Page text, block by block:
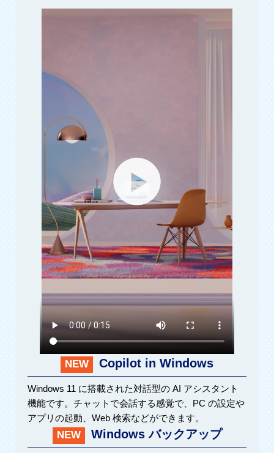
NEW Copilot in Windows
Windows 11 に搭載された対話型の AI アシスタント
機能です。チャットで会話する感覚で、PC の設定や
アプリの起動、Web 検索などができます。
NEW Windows バックアップ